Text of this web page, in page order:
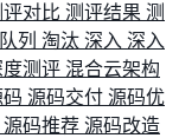
对比 测评结果 测
列 淘汰 深入 深入
度测评 混合云架构
源码交付 源码优
源码推荐 源码改造